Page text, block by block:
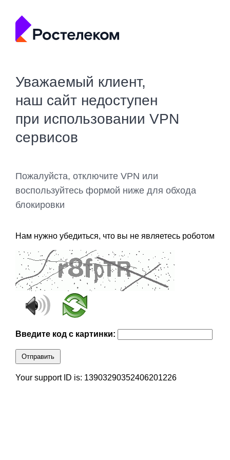
Уважаемый клиент,
наш сайт недоступен
при использовании VPN
сервисов
Пожалуйста, отключите VPN или
воспользуйтесь формой ниже для обхода
блокировки
Нам нужно убедиться, что вы не являетесь роботом
Введите код с картинки:
Отправить
Your support ID is: 13903290352406201226